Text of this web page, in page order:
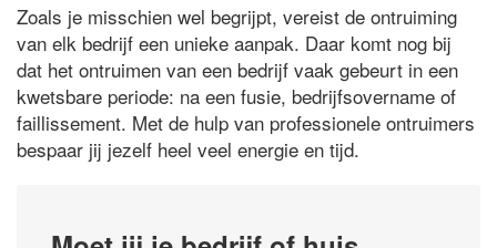
Zoals je misschien wel begrijpt, vereist de ontruiming
van elk bedrijf een unieke aanpak. Daar komt nog bij
dat het ontruimen van een bedrijf vaak gebeurt in een
kwetsbare periode: na een fusie, bedrijfsovername of
faillissement. Met de hulp van professionele ontruimers
bespaar jij jezelf heel veel energie en tijd.